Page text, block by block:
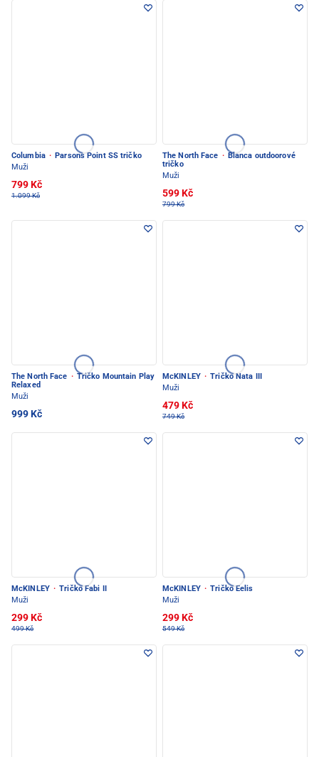
Columbia · Parsons Point SS tričko
Muži
799 Kč
1.099 Kč
The North Face · Blanca outdoorové
tričko
Muži
599 Kč
799 Kč
The North Face · Tričko Mountain Play
Relaxed
Muži
999 Kč
McKINLEY · Tričko Nata III
Muži
479 Kč
749 Kč
McKINLEY · Tričko Fabi II
Muži
299 Kč
499 Kč
McKINLEY · Tričko Eelis
Muži
299 Kč
549 Kč